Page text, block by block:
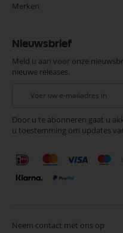
Merken
Nieuwsbrief
Meld u aan voor onze
nieuwe releases.
onze
nieuwsbrief
Door u te abonneren gaat u
u toestemming om updates
Neem contact met ons op